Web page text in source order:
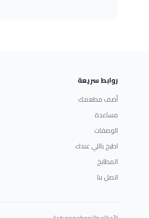
روابط سريعة
أضف مطعمك
مساعدة
الوصفات
اطبخ باللي عندك
المطابخ
اتصل بنا